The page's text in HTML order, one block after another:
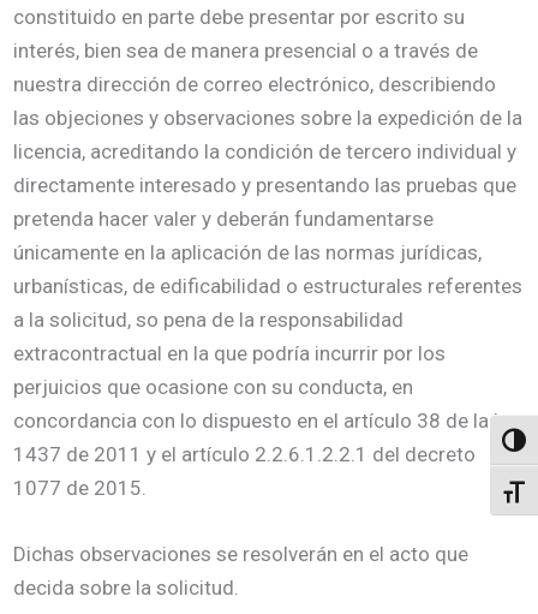
constituido en parte debe presentar por escrito su
interés, bien sea de manera presencial o a través de
nuestra dirección de correo electrónico, describiendo
las objeciones y observaciones sobre la expedición de la
licencia, acreditando la condición de tercero individual y
directamente interesado y presentando las pruebas que
pretenda hacer valer y deberán fundamentarse
únicamente en la aplicación de las normas jurídicas,
urbanísticas, de edificabilidad o estructurales referentes
a la solicitud, so pena de la responsabilidad
extracontractual en la que podría incurrir por los
perjuicios que ocasione con su conducta, en
concordancia con lo dispuesto en el artículo 38 de la ley
1437 de 2011 y el artículo 2.2.6.1.2.2.1 del decreto
1077 de 2015.
Dichas observaciones se resolverán en el acto que
decida sobre la solicitud.